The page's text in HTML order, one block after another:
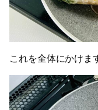
これを全体にかけま